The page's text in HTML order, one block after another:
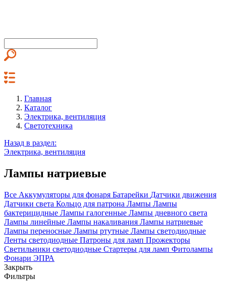
Главная
Каталог
Электрика, вентиляция
Светотехника
Назад в раздел:
Электрика, вентиляция
Лампы натриевые
Все Аккумуляторы для фонаря Батарейки Датчики движения
Датчики света Кольцо для патрона Лампы Лампы
бактерицидные Лампы галогенные Лампы дневного света
Лампы линейные Лампы накаливания Лампы натриевые
Лампы переносные Лампы ртутные Лампы светодиодные
Ленты светодиодные Патроны для ламп Прожекторы
Светильники светодиодные Стартеры для ламп Фитолампы
Фонари ЭПРА
Закрыть
Фильтры